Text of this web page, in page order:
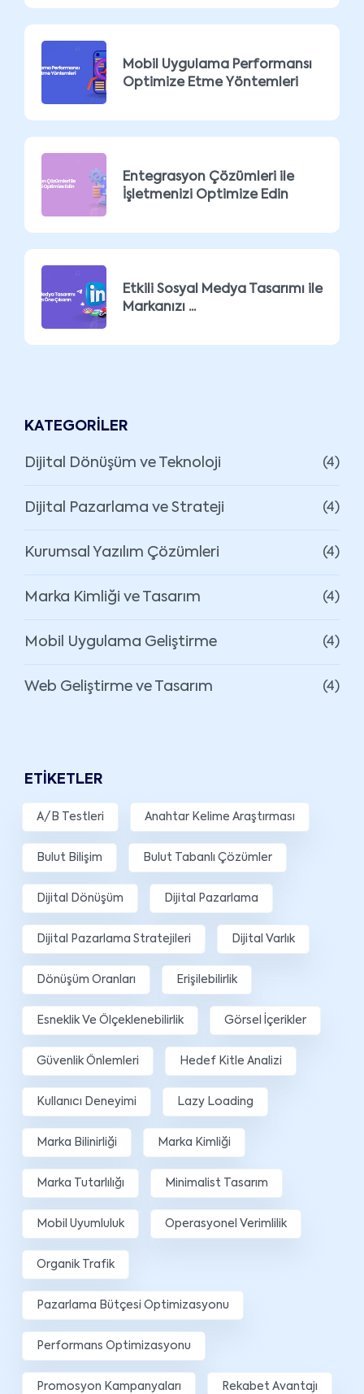
Mobil Uygulama Performansı
Optimize Etme Yöntemleri
Entegrasyon Çözümleri ile
İşletmenizi Optimize Edin
Etkili Sosyal Medya Tasarımı ile
Markanızı ...
KATEGORILER
Dijital Dönüşüm ve Teknoloji (4)
Dijital Pazarlama ve Strateji (4)
Kurumsal Yazılım Çözümleri (4)
Marka Kimliği ve Tasarım (4)
Mobil Uygulama Geliştirme (4)
Web Geliştirme ve Tasarım (4)
ETIKETLER
A/B Testleri Anahtar Kelime Araştırması
Bulut Bilişim Bulut Tabanlı Çözümler
Dijital Dönüşüm Dijital Pazarlama
Dijital Pazarlama Stratejileri Dijital Varlık
Dönüşüm Oranları Erişilebilirlik
Esneklik Ve Ölçeklenebilirlik Görsel İçerikler
Güvenlik Önlemleri Hedef Kitle Analizi
Kullanıcı Deneyimi Lazy Loading
Marka Bilinirliği Marka Kimliği
Marka Tutarlılığı Minimalist Tasarım
Mobil Uyumluluk Operasyonel Verimlilik
Organik Trafik
Pazarlama Bütçesi Optimizasyonu
Performans Optimizasyonu
Promosyon Kampanyaları Rekabet Avantajı